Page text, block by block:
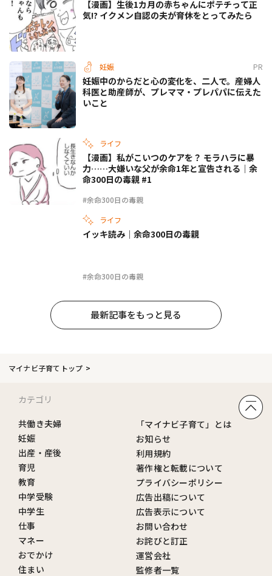
【漫画】生後1カ月の赤ちゃんにポテチって正
気!? イクメン自認の夫が育休をとってみたら
妊娠 PR
妊娠中のからだと心の変化を、二人で。産婦人
科医と助産師が、プレママ・プレパパに伝えた
いこと
ライフ
#余命300日の毒親
【漫画】私がこいつのケアを？ モラハラに暴
力……大嫌いな父が余命1年と宣告される｜余
命300日の毒親 #1
ライフ
#余命300日の毒親
イッキ読み｜余命300日の毒親
最新記事をもっと見る
マイナビ子育てトップ
カテゴリ
共働き夫婦
妊娠
出産・産後
育児
教育
中学受験
中学生
仕事
マネー
おでかけ
住まい
「マイナビ子育て」とは
お知らせ
利用規約
著作権と転載について
プライバシーポリシー
広告出稿について
広告表示について
お問い合わせ
お詫びと訂正
運営会社
監修者一覧